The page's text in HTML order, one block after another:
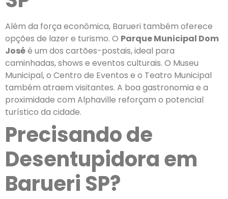
Além da força econômica, Barueri também oferece
opções de lazer e turismo. O Parque Municipal Dom
Joséé um dos cartões-postais, ideal para
caminhadas, shows e eventos culturais. O Museu
Municipal, o Centro de Eventos e o Teatro Municipal
também atraem visitantes. A boa gastronomia e a
proximidade com Alphaville reforçam o potencial
turístico da cidade.
Precisando de
Desentupidora em
Barueri SP?